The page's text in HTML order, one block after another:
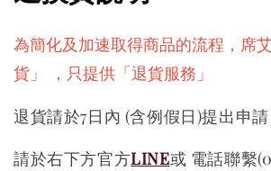
為簡化及加速取得商品的流程，席
貨」 ，只提供「退貨服務」
退貨請於7日內 (含例假日)提出申請
請於右下方官方LINE或 電話聯繫